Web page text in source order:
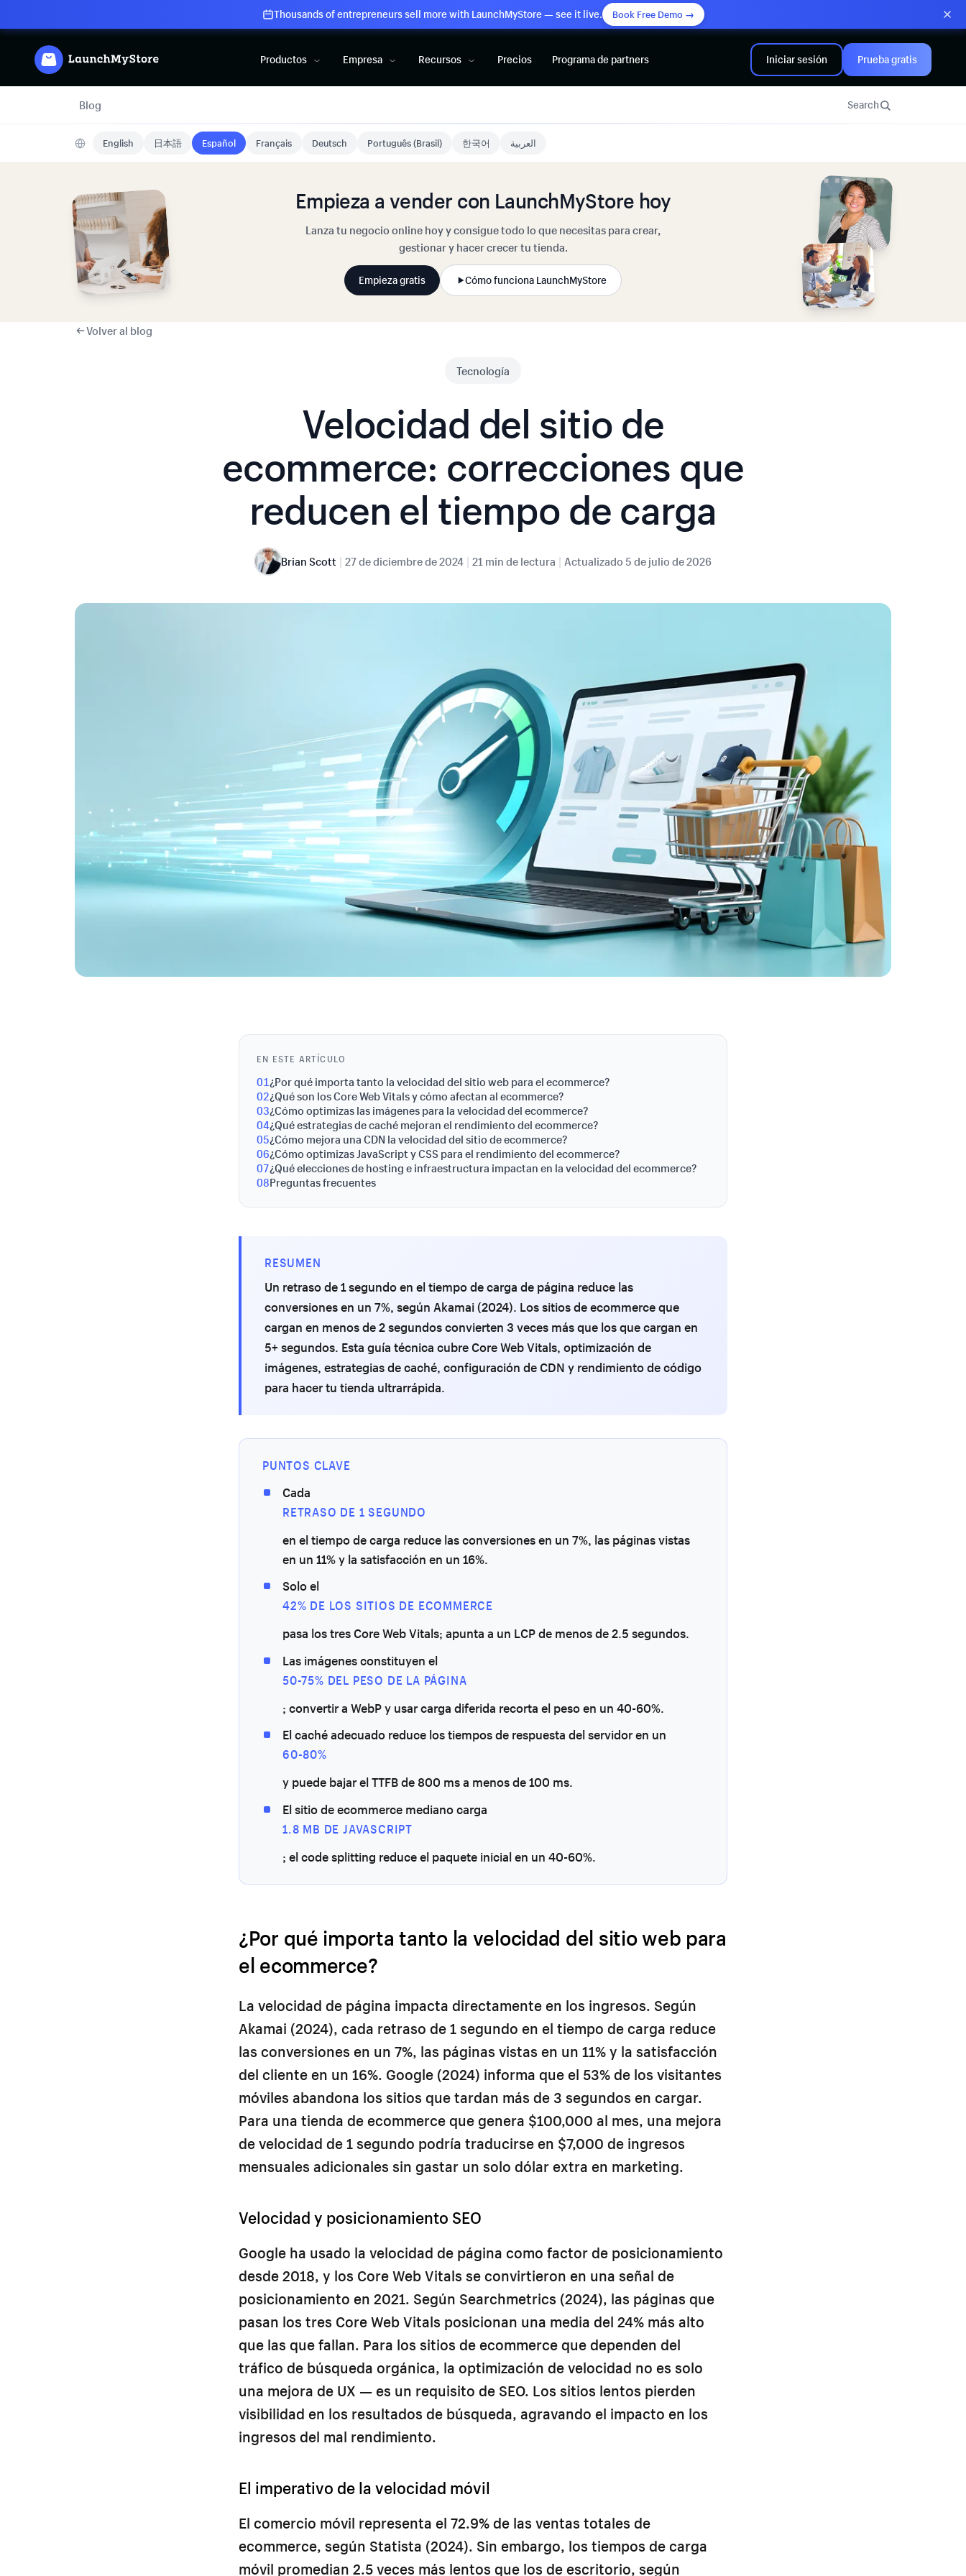
Thousands of entrepreneurs sell more with LaunchMyStore — see it live. Book Free Demo →
Productos Empresa Recursos Precios Programa de partners Iniciar sesión Prueba gratis
Blog Search
English 日本語 Español Français Deutsch Português (Brasil) 한국어 العربية
Empieza a vender con LaunchMyStore hoy
Lanza tu negocio online hoy y consigue todo lo que necesitas para crear,
gestionar y hacer crecer tu tienda.
Empieza gratis Cómo funciona LaunchMyStore
Volver al blog
Tecnología
Velocidad del sitio de
ecommerce: correcciones que
reducen el tiempo de carga
Brian Scott | 27 de diciembre de 2024 | 21 min de lectura | Actualizado 5 de julio de 2026
EN ESTE ARTÍCULO
01¿Por qué importa tanto la velocidad del sitio web para el ecommerce?
02¿Qué son los Core Web Vitals y cómo afectan al ecommerce?
03¿Cómo optimizas las imágenes para la velocidad del ecommerce?
04¿Qué estrategias de caché mejoran el rendimiento del ecommerce?
05¿Cómo mejora una CDN la velocidad del sitio de ecommerce?
06¿Cómo optimizas JavaScript y CSS para el rendimiento del ecommerce?
07¿Qué elecciones de hosting e infraestructura impactan en la velocidad del ecommerce?
08Preguntas frecuentes
RESUMEN
Un retraso de 1 segundo en el tiempo de carga de página reduce las
conversiones en un 7%, según Akamai (2024). Los sitios de ecommerce que
cargan en menos de 2 segundos convierten 3 veces más que los que cargan en
5+ segundos. Esta guía técnica cubre Core Web Vitals, optimización de
imágenes, estrategias de caché, configuración de CDN y rendimiento de código
para hacer tu tienda ultrarrápida.
PUNTOS CLAVE
Cada
RETRASO DE 1 SEGUNDO
en el tiempo de carga reduce las conversiones en un 7%, las páginas vistas
en un 11% y la satisfacción en un 16%.
Solo el
42% DE LOS SITIOS DE ECOMMERCE
pasa los tres Core Web Vitals; apunta a un LCP de menos de 2.5 segundos.
Las imágenes constituyen el
50-75% DEL PESO DE LA PÁGINA
; convertir a WebP y usar carga diferida recorta el peso en un 40-60%.
El caché adecuado reduce los tiempos de respuesta del servidor en un
60-80%
y puede bajar el TTFB de 800 ms a menos de 100 ms.
El sitio de ecommerce mediano carga
1.8 MB DE JAVASCRIPT
; el code splitting reduce el paquete inicial en un 40-60%.
¿Por qué importa tanto la velocidad del sitio web para
el ecommerce?
La velocidad de página impacta directamente en los ingresos. Según
Akamai (2024), cada retraso de 1 segundo en el tiempo de carga reduce
las conversiones en un 7%, las páginas vistas en un 11% y la satisfacción
del cliente en un 16%. Google (2024) informa que el 53% de los visitantes
móviles abandona los sitios que tardan más de 3 segundos en cargar.
Para una tienda de ecommerce que genera $100,000 al mes, una mejora
de velocidad de 1 segundo podría traducirse en $7,000 de ingresos
mensuales adicionales sin gastar un solo dólar extra en marketing.
Velocidad y posicionamiento SEO
Google ha usado la velocidad de página como factor de posicionamiento
desde 2018, y los Core Web Vitals se convirtieron en una señal de
posicionamiento en 2021. Según Searchmetrics (2024), las páginas que
pasan los tres Core Web Vitals posicionan una media del 24% más alto
que las que fallan. Para los sitios de ecommerce que dependen del
tráfico de búsqueda orgánica, la optimización de velocidad no es solo
una mejora de UX — es un requisito de SEO. Los sitios lentos pierden
visibilidad en los resultados de búsqueda, agravando el impacto en los
ingresos del mal rendimiento.
El imperativo de la velocidad móvil
El comercio móvil representa el 72.9% de las ventas totales de
ecommerce, según Statista (2024). Sin embargo, los tiempos de carga
móvil promedian 2.5 veces más lentos que los de escritorio, según